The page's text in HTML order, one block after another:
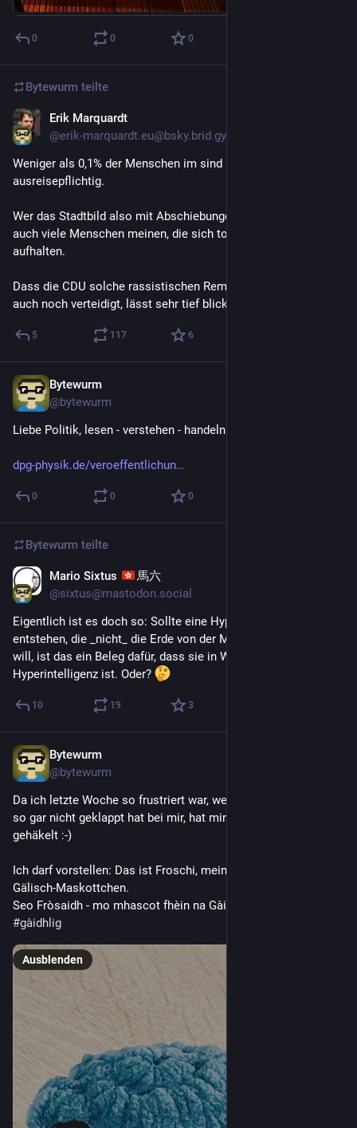
0 0 0
Bytewurm teilte
Erik Marquardt
@erik-marquardt.eu@bsky.brid.gy
Weniger als 0,1% der Menschen im sind unmittelbar
ausreisepflichtig.
Wer das Stadtbild also mit Abschiebungen ändern will, muss
auch viele Menschen meinen, die sich total legal hier
aufhalten.
Dass die CDU solche rassistischen Remigrationsphantasien
auch noch verteidigt, lässt sehr tief blicken.
5 117 6
Bytewurm
@bytewurm
Liebe Politik, lesen - verstehen - handeln.
dpg-physik.de/veroeffentlichun
0 0 0
Bytewurm teilte
Mario Sixtus
馬六
@sixtus@mastodon.social
Eigentlich ist es doch so: Sollte eine Hyperintelligenz
entstehen, die _nicht_ die Erde von der Menschheit befreien
will, ist das ein Beleg dafür, dass sie in Wahrheit gar keine
Hyperintelligenz ist. Oder?
10 19 3
Bytewurm
@bytewurm
Da ich letzte Woche so frustriert war, weils beim Gälisch-Kurs
so gar nicht geklappt hat bei mir, hat mir K1 ein Trösterli
gehäkelt :-)
Ich darf vorstellen: Das ist Froschi, mein persönliches
Gälisch-Maskottchen.
Seo Fròsaidh - mo mhascot fhèin na Gàidhlig.
#gàidhlig
Ausblenden